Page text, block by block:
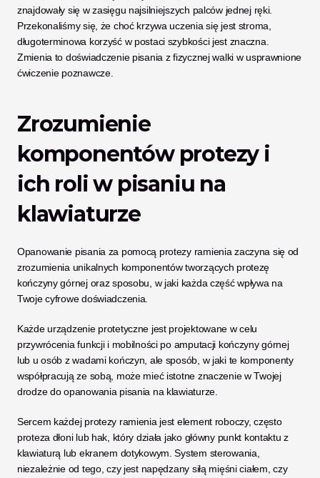
znajdowały się w zasięgu najsilniejszych palców jednej ręki.
Przekonaliśmy się, że choć krzywa uczenia się jest stroma,
długoterminowa korzyść w postaci szybkości jest znaczna.
Zmienia to doświadczenie pisania z fizycznej walki w usprawnione
ćwiczenie poznawcze.
Zrozumienie
komponentów protezy i
ich roli w pisaniu na
klawiaturze
Opanowanie pisania za pomocą protezy ramienia zaczyna się od
zrozumienia unikalnych komponentów tworzących protezę
kończyny górnej oraz sposobu, w jaki każda część wpływa na
Twoje cyfrowe doświadczenia.
Każde urządzenie protetyczne jest projektowane w celu
przywrócenia funkcji i mobilności po amputacji kończyny górnej
lub u osób z wadami kończyn, ale sposób, w jaki te komponenty
współpracują ze sobą, może mieć istotne znaczenie w Twojej
drodze do opanowania pisania na klawiaturze.
Sercem każdej protezy ramienia jest element roboczy, często
proteza dłoni lub hak, który działa jako główny punkt kontaktu z
klawiaturą lub ekranem dotykowym. System sterowania,
niezależnie od tego, czy jest napędzany siłą mięśni ciałem, czy